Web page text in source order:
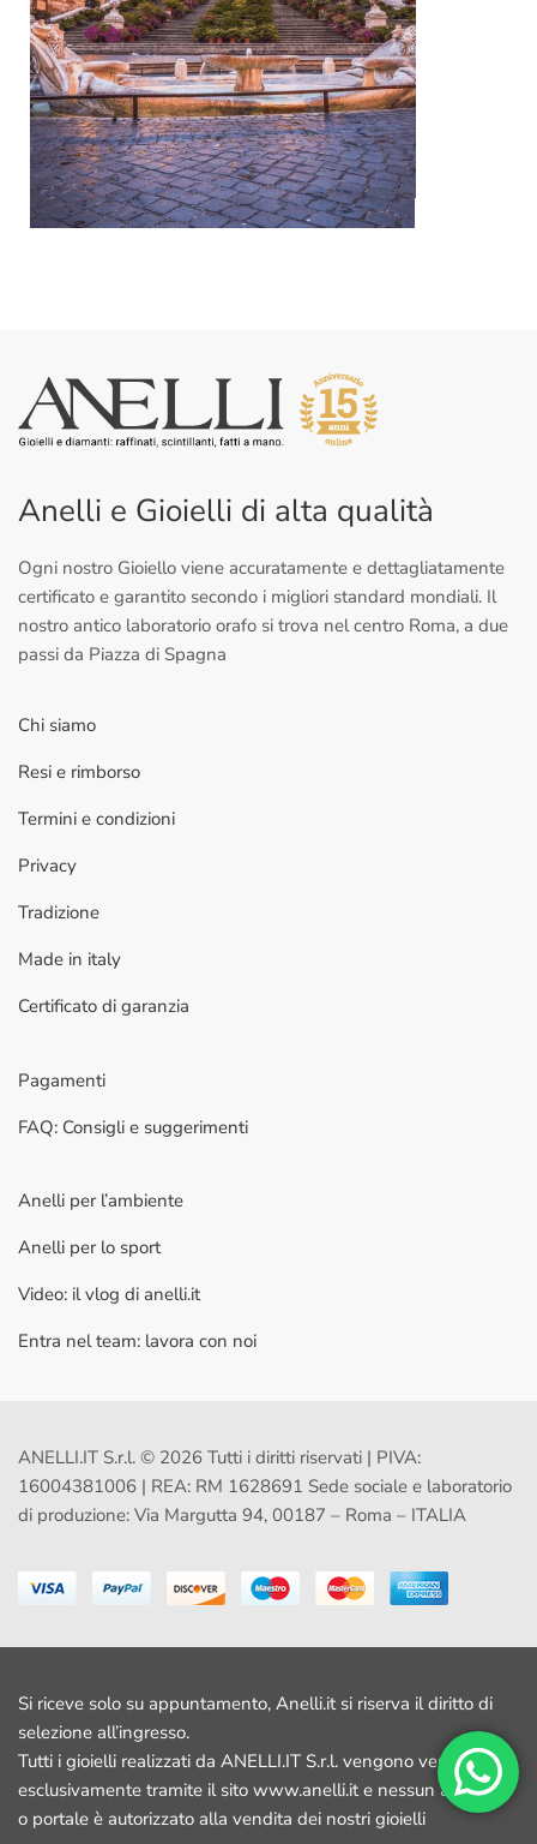
Anelli e Gioielli di alta qualità
Ogni nostro Gioiello viene accuratamente e dettagliatamente
certificato e garantito secondo i migliori standard mondiali. Il
nostro antico laboratorio orafo si trova nel centro Roma, a due
passi da Piazza di Spagna
Chi siamo
Resi e rimborso
Termini e condizioni
Privacy
Tradizione
Made in italy
Certificato di garanzia
Pagamenti
FAQ: Consigli e suggerimenti
Anelli per l’ambiente
Anelli per lo sport
Video: il vlog di anelli.it
Entra nel team: lavora con noi
ANELLI.IT S.r.l. © 2026 Tutti i diritti riservati | PIVA:
16004381006 | REA: RM 1628691 Sede sociale e laboratorio
di produzione: Via Margutta 94, 00187 – Roma – ITALIA
Si riceve solo su appuntamento, Anelli.it si riserva il diritto di
selezione all’ingresso.
Tutti i gioielli realizzati da ANELLI.IT S.r.l. vengono venduti
esclusivamente tramite il sito www.anelli.it e nessun altro sito
o portale è autorizzato alla vendita dei nostri gioielli